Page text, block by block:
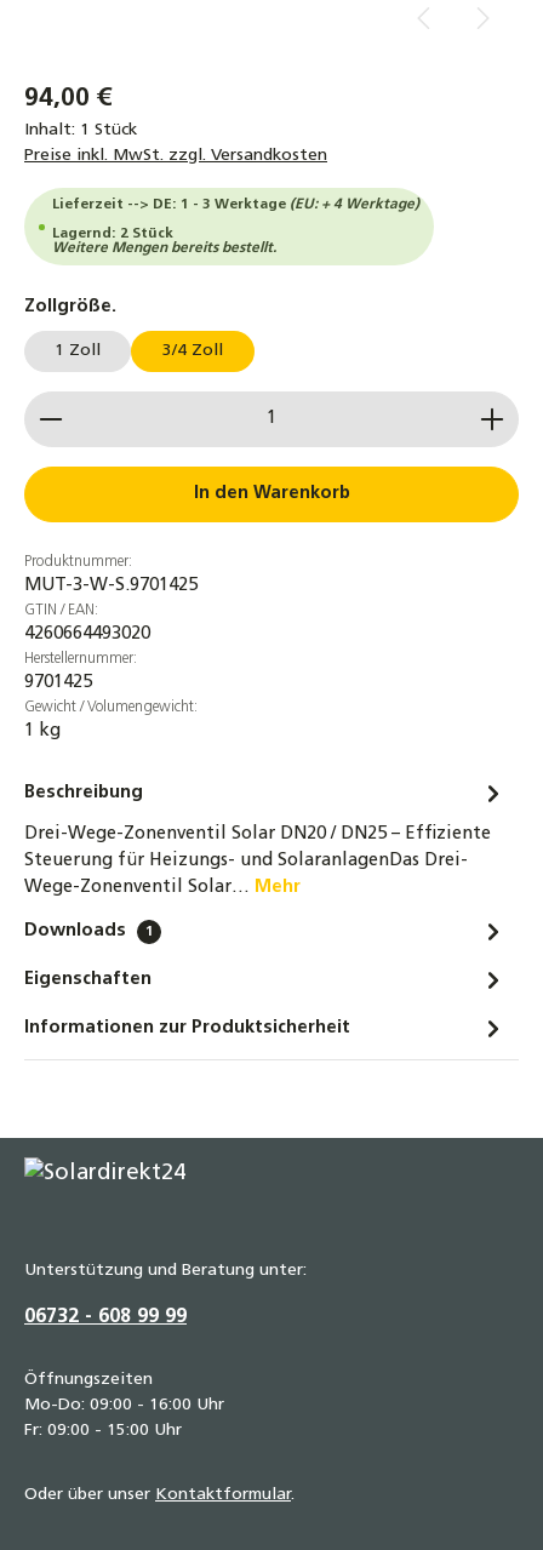
94,00 €
Inhalt: 1 Stück
Preise inkl. MwSt. zzgl. Versandkosten
Lieferzeit --> DE: 1 - 3 Werktage (EU: + 4 Werktage)
Lagernd: 2 Stück
Weitere Mengen bereits bestellt.
Zollgröße.
1 Zoll 3/4 Zoll
Produkt Anzahl: Gib den gewünschten Wert ein
In den Warenkorb
Produktnummer:
MUT-3-W-S.9701425
GTIN / EAN:
4260664493020
Herstellernummer:
9701425
Gewicht / Volumengewicht:
1 kg
Beschreibung
Drei-Wege-Zonenventil Solar DN20 / DN25 – Effiziente
Steuerung für Heizungs- und SolaranlagenDas Drei-
Wege-Zonenventil Solar… Mehr
Downloads 1
Eigenschaften
Informationen zur Produktsicherheit
Unterstützung und Beratung unter:
06732 - 608 99 99
Öffnungszeiten
Mo-Do: 09:00 - 16:00 Uhr
Fr: 09:00 - 15:00 Uhr
Oder über unser Kontaktformular.